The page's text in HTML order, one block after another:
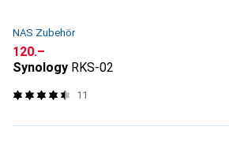
NAS Zubehör
CHF
120.–
Synology RKS-02
11